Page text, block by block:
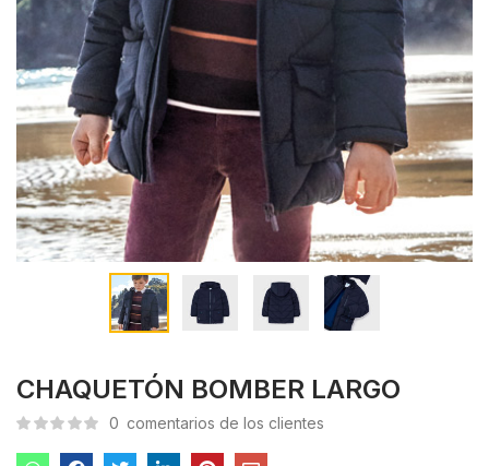
CHAQUETÓN BOMBER LARGO
0 comentarios de los clientes